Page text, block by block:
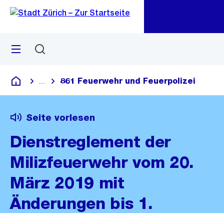
Navigation
Sprunglink
Menü
Deutsch
Blende alle Breadcrumbs ein
861 Feuerwehr und Feuerpolizei
Seite vorlesen
Dienstreglement der
Milizfeuerwehr vom 20.
März 2019 mit
Änderungen bis 1.